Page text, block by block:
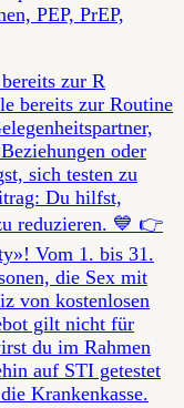
PEP, PrEP,
zur R